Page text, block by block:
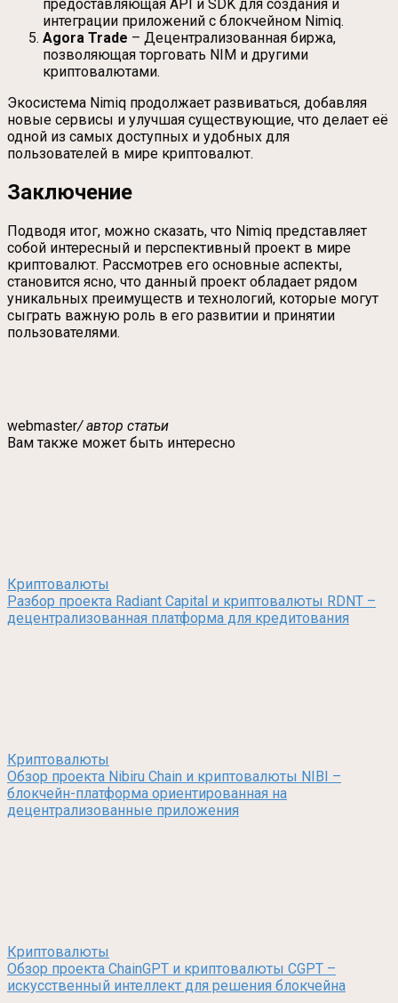
предоставляющая API и SDK для создания и
интеграции приложений с блокчейном Nimiq.
Agora Trade – Децентрализованная биржа,
позволяющая торговать NIM и другими
криптовалютами.
Экосистема Nimiq продолжает развиваться, добавляя
новые сервисы и улучшая существующие, что делает её
одной из самых доступных и удобных для
пользователей в мире криптовалют.
Заключение
Подводя итог, можно сказать, что Nimiq представляет
собой интересный и перспективный проект в мире
криптовалют. Рассмотрев его основные аспекты,
становится ясно, что данный проект обладает рядом
уникальных преимуществ и технологий, которые могут
сыграть важную роль в его развитии и принятии
пользователями.
webmaster/ автор статьи
Вам также может быть интересно
Криптовалюты
Разбор проекта Radiant Capital и криптовалюты RDNT –
децентрализованная платформа для кредитования
Криптовалюты
Обзор проекта Nibiru Chain и криптовалюты NIBI –
блокчейн-платформа ориентированная на
децентрализованные приложения
Криптовалюты
Обзор проекта ChainGPT и криптовалюты CGPT –
искусственный интеллект для решения блокчейна